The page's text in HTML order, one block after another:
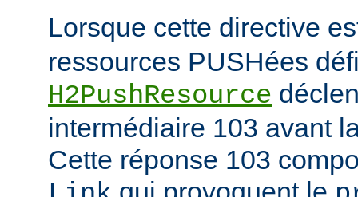
Lorsque cette directive
ressources PUSHées
H2PushResource
intermédiaire 103 avant
Cette réponse 103